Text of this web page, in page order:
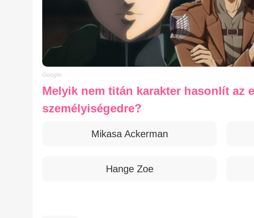
Google
Melyik nem titán karakter hasonlít az
személyiségedre?
Mikasa Ackerman
Hange Zoe